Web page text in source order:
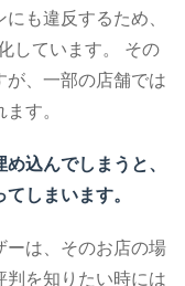
も違反するため、
ています。
その
、一部の店舗では
す。
込んでしまうと、
しまいます。
ーは、そのお店の場
を知りたい時には